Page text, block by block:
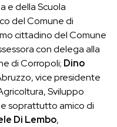
e della Scuola
del Comune di
cittadino del Comune
con delega alla
di Corropoli; Dino
vice presidente
Sviluppo
soprattutto amico di
Di Lembo,